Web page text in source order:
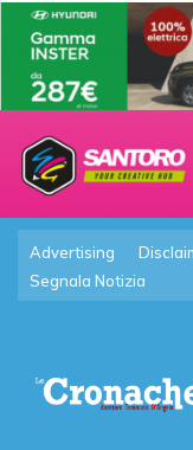
Advertising
Segnala Notizia